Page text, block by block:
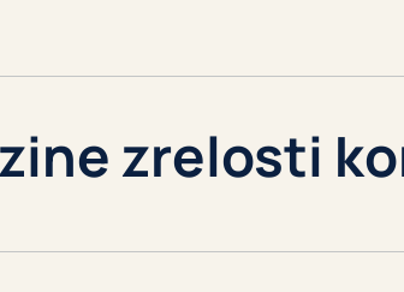
zrelosti